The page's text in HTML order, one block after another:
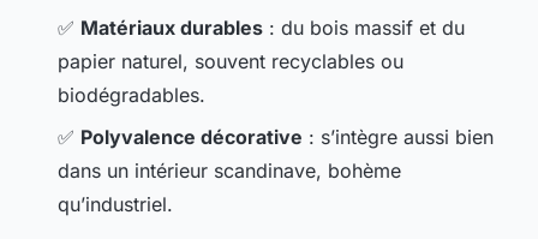
✅ Matériaux durables : du bois massif et du
papier naturel, souvent recyclables ou
biodégradables.
✅ Polyvalence décorative : s’intègre aussi bien
dans un intérieur scandinave, bohème
qu’industriel.